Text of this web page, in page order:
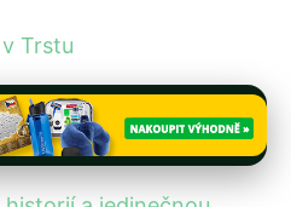
Trstu